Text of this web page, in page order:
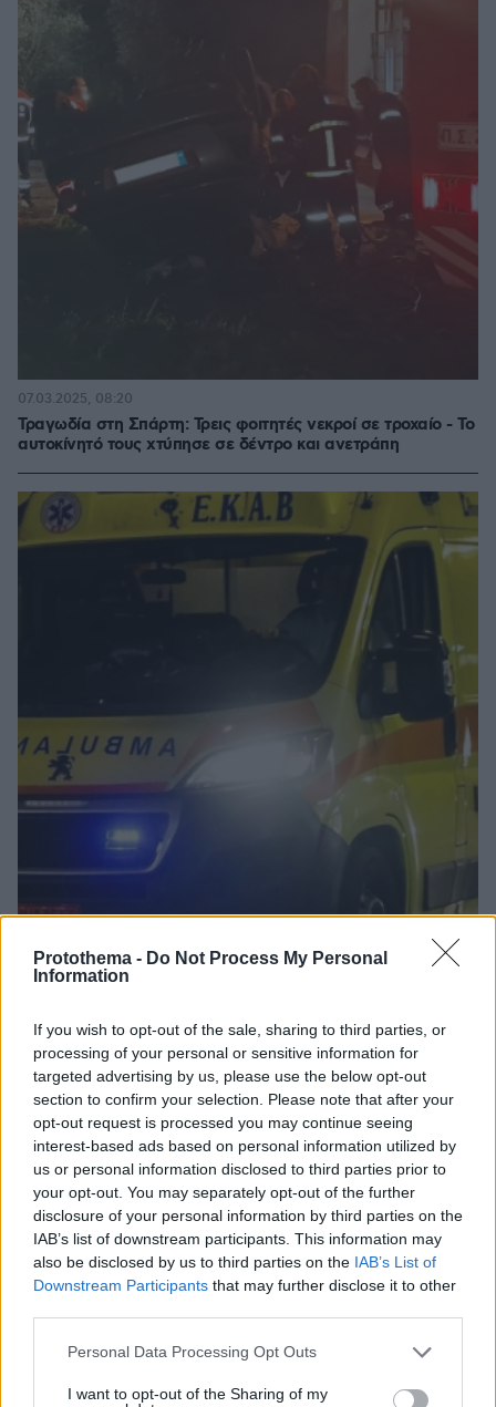
Protothema - Do Not Process My Personal
Information
If you wish to opt-out of the sale, sharing to third parties, or
processing of your personal or sensitive information for
targeted advertising by us, please use the below opt-out
section to confirm your selection. Please note that after your
opt-out request is processed you may continue seeing
interest-based ads based on personal information utilized by
us or personal information disclosed to third parties prior to
your opt-out. You may separately opt-out of the further
disclosure of your personal information by third parties on the
IAB’s list of downstream participants. This information may
also be disclosed by us to third parties on the IAB’s List of
Downstream Participants that may further disclose it to other
Please note that this website/app uses one or more Google
not limited to your visit or usage behaviour. You may click to
Personal Data Processing Opt Outs
I want to opt-out of the Sharing of my
Τραγωδία στη Σπάρτη: Τρεις φοιτητές νεκροί σε τροχαίο - Το
αυτοκίνητό τους χτύπησε σε δέντρο και ανετράπη
07.03.2025, 08:20
07.03.2025, 06:43
Thema Insights